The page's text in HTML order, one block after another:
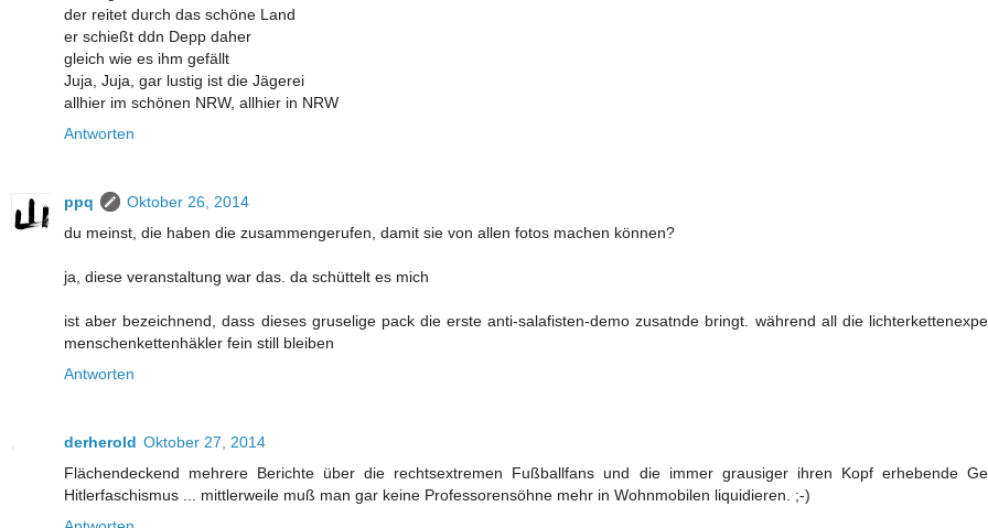
der reitet durch das schöne Land
er schießt ddn Depp daher
gleich wie es ihm gefällt
Juja, Juja, gar lustig ist die Jägerei
allhier im schönen NRW, allhier in NRW
Antworten
ppq
Oktober 26, 2014
du meinst, die haben die zusammengerufen, damit sie von allen fotos machen können?
ja, diese veranstaltung war das. da schüttelt es mich
ist aber bezeichnend, dass dieses gruselige pack die erste anti-salafisten-demo zusatnde bringt. während all die
menschenkettenhäkler fein still bleiben
Antworten
derherold Oktober 27, 2014
Flächendeckend mehrere Berichte über die rechtsextremen Fußballfans und die immer grausiger ihren Kopf erhebende
Hitlerfaschismus ... mittlerweile muß man gar keine Professorensöhne mehr in Wohnmobilen liquidieren. ;-)